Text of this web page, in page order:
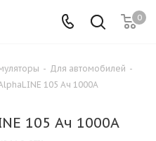
0
- Для автомобилей -
105 Ач 1000А
105 Ач 1000А